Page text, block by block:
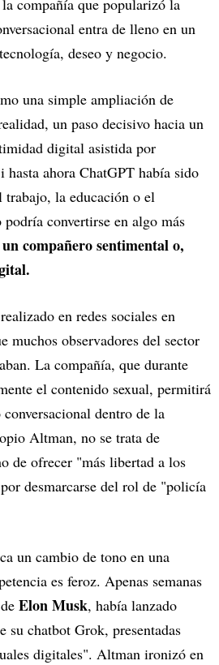
compañía que popularizó la
entra de lleno en un
deseo y negocio.
una simple ampliación de
un paso decisivo hacia un
digital asistida por
ahora ChatGPT había sido
trabajo, la educación o el
convertirse en algo más
compañero sentimental o,
en redes sociales en
muchos observadores del sector
La compañía, que durante
el contenido sexual, permitirá
dentro de la
Altman, no se trata de
de ofrecer "más libertad a los
desmarcarse del rol de "policía
un cambio de tono en una
es feroz. Apenas semanas
Elon Musk, había lanzado
su chatbot Grok, presentadas
digitales". Altman ironizó en